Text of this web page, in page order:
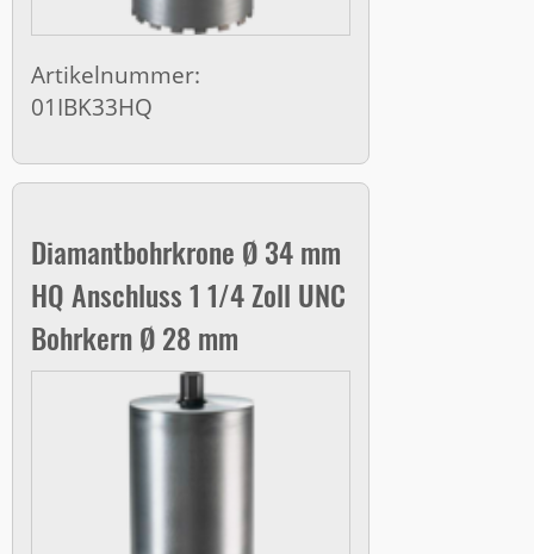
Artikelnummer:
01IBK33HQ
Diamantbohrkrone Ø 34 mm
HQ Anschluss 1 1/4 Zoll UNC
Bohrkern Ø 28 mm